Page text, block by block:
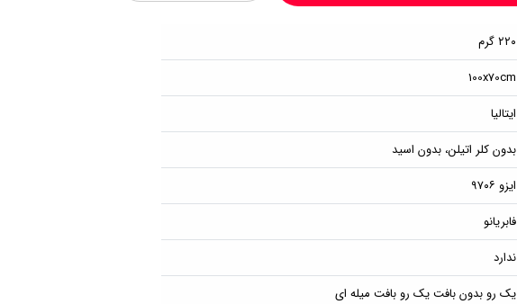
۲۲۰ گرم
100x70cm
ایتالیا
بدون کلر اتیلن، بدون اسید
ایزو ۹۷۰۶
فابریانو
ندارد
یک رو بدون بافت یک رو بافت میله ای